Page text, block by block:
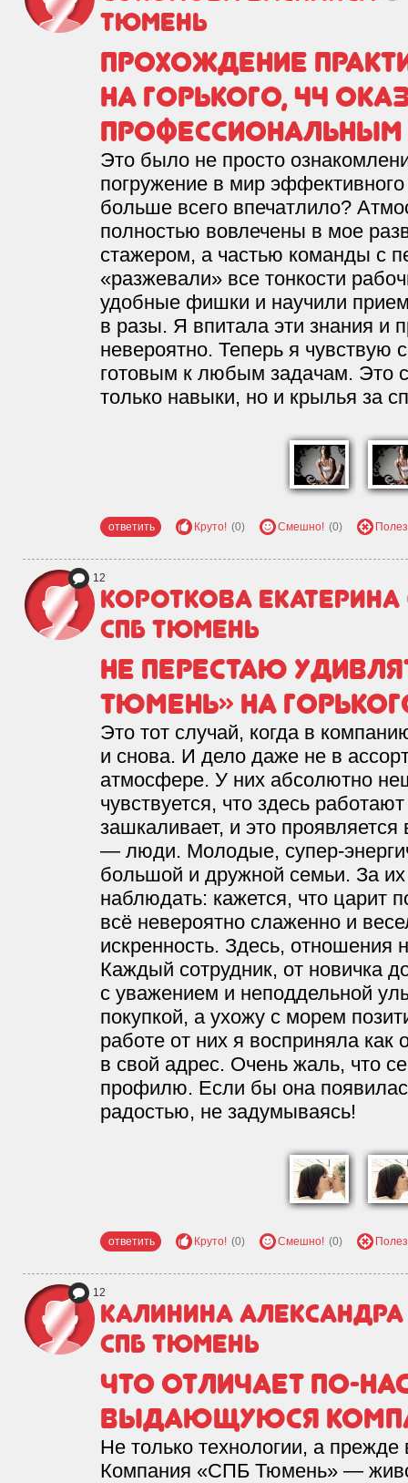
Тюмень
Прохождение
на Горького, 44
Это было не просто
погружение в мир
больше всего впечатлило?
полностью вовлечены в мое
стажером, а частью команды с
«разжевали» все тонкости
удобные фишки и научили
в разы. Я впитала эти знания и
невероятно. Теперь я
готовым к любым задачам. Это
только навыки, но и крылья за
ответить Круто! (0) Смешно! (0)
12
Короткова Екатерина
СПБ Тюмень
Не перестаю
Тюмень» на
Это тот случай, когда в
и снова. И дело даже не в
атмосфере. У них абсолютно
чувствуется, что здесь
зашкаливает, и это
— люди. Молодые, супер-
большой и дружной семьи. За их
наблюдать: кажется, что царит
всё невероятно слаженно и
искренность. Здесь, отношения
Каждый сотрудник, от новичка
с уважением и неподдельной
покупкой, а ухожу с морем
работе от них я восприняла
в свой адрес. Очень жаль, что
профилю. Если бы она
радостью, не задумываясь!
ответить Круто! (0) Смешно! (0)
12
Калинина
СПБ Тюмень
Что отличает по-
выдающуюся
Не только технологии, а
Компания «СПБ Тюмень» —